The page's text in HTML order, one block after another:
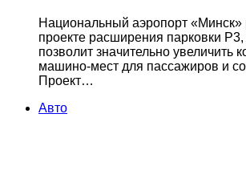
Национальный аэропорт «Минск»
проекте расширения парковки
позволит значительно увеличить
машино-мест для пассажиров и
Проект…
Авто